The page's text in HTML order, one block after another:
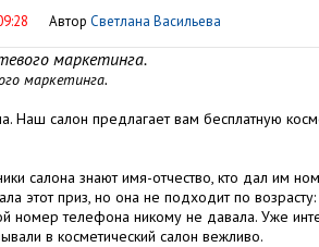
Автор Светлана Васильева
маркетинга.
маркетинга.
Наш салон предлагает вам бесплатную
салона знают имя-отчество, кто дал им
этот приз, но она не подходит по
телефона никому не давала. Уже
в косметический салон вежливо.